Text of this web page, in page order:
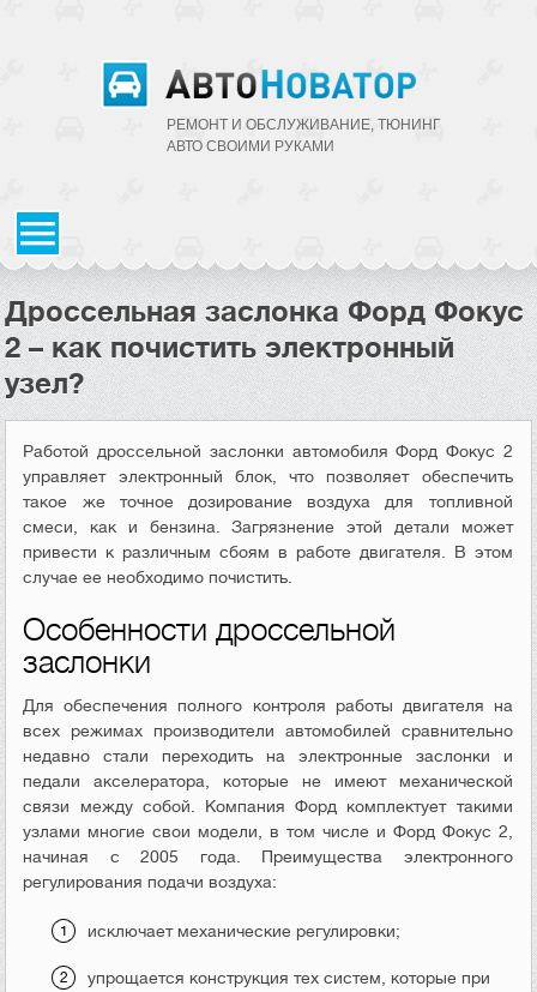
РЕМОНТ И ОБСЛУЖИВАНИЕ, ТЮНИНГ
АВТО CВОИМИ РУКАМИ
Дроссельная заслонка Форд Фокус
2 – как почистить электронный
узел?
Работой дроссельной заслонки автомобиля Форд Фокус 2
управляет электронный блок, что позволяет обеспечить
такое же точное дозирование воздуха для топливной
смеси, как и бензина. Загрязнение этой детали может
привести к различным сбоям в работе двигателя. В этом
случае ее необходимо почистить.
Особенности дроссельной
заслонки
Для обеспечения полного контроля работы двигателя на
всех режимах производители автомобилей сравнительно
недавно стали переходить на электронные заслонки и
педали акселератора, которые не имеют механической
связи между собой. Компания Форд комплектует такими
узлами многие свои модели, в том числе и Форд Фокус 2,
начиная с 2005 года. Преимущества электронного
регулирования подачи воздуха:
исключает механические регулировки;
упрощается конструкция тех систем, которые при